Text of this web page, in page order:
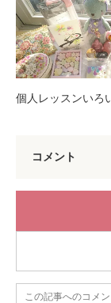
個人レッスンいろ
コメント
この記事へのコメ